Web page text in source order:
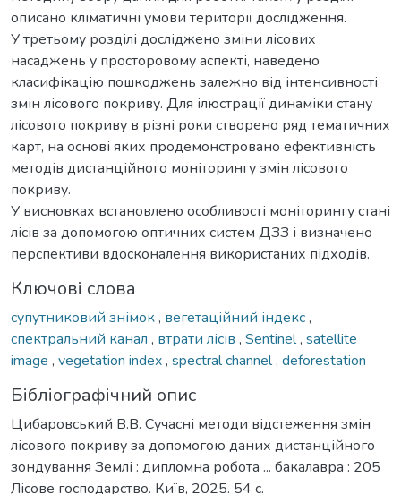
описано кліматичні умови території дослідження.
У третьому розділі досліджено зміни лісових
насаджень у просторовому аспекті, наведено
класифікацію пошкоджень залежно від інтенсивності
змін лісового покриву. Для ілюстрації динаміки стану
лісового покриву в різні роки створено ряд тематичних
карт, на основі яких продемонстровано ефективність
методів дистанційного моніторингу змін лісового
покриву.
У висновках встановлено особливості моніторингу стані
лісів за допомогою оптичних систем ДЗЗ і визначено
перспективи вдосконалення використаних підходів.
Ключові слова
супутниковий знімок, вегетаційний індекс,
спектральний канал , втрати лісів , Sentinel, satellite
image , vegetation index, spectral channel, deforestation
Бібліографічний опис
Цибаровський В.В. Сучасні методи відстеження змін
лісового покриву за допомогою даних дистанційного
зондування Землі : дипломна робота ... бакалавра : 205
Лісове господарство. Київ, 2025. 54 с.